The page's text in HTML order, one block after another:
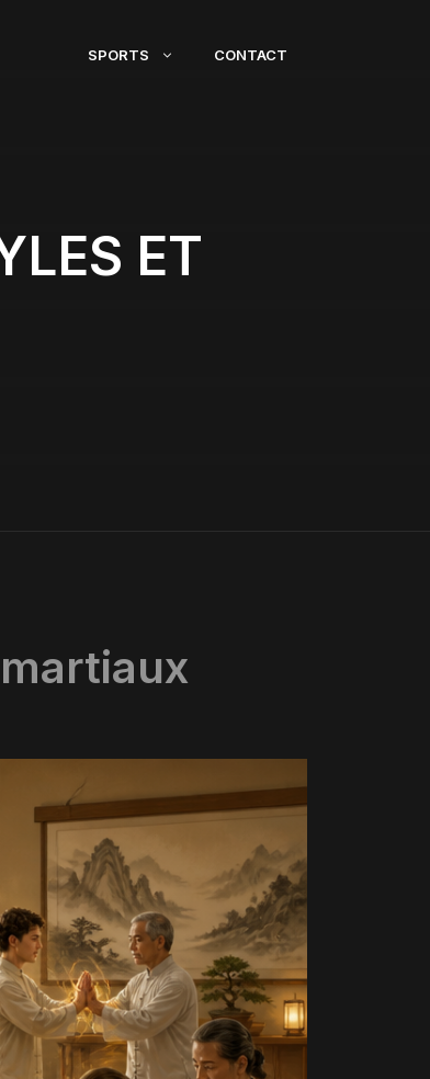
SPORTS CONTACT
ET